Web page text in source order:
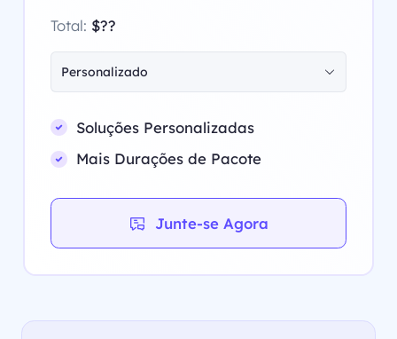
Total: $??
Personalizado
Soluções Personalizadas
Mais Durações de Pacote
Junte-se Agora